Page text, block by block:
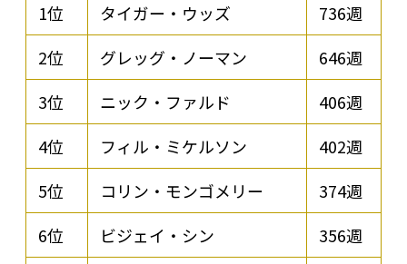
1位
タイガー・ウッズ
736週
2位
グレッグ・ノーマン
646週
3位
ニック・ファルド
406週
4位
フィル・ミケルソン
402週
5位
コリン・モンゴメリー
374週
6位
ビジェイ・シン
356週